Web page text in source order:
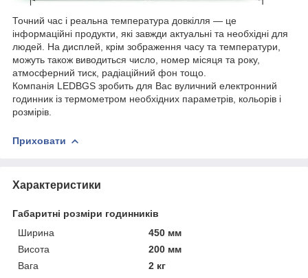
Точний час і реальна температура довкілля — це
інформаційні продукти, які завжди актуальні та необхідні для
людей. На дисплей, крім зображення часу та температури,
можуть також виводиться число, номер місяця та року,
атмосферний тиск, радіаційний фон тощо.
Компанія LEDBGS зробить для Вас вуличний електронний
годинник із термометром необхідних параметрів, кольорів і
розмірів.
Приховати
Характеристики
Габаритні розміри годинників
Ширина
450 мм
Висота
200 мм
Вага
2 кг